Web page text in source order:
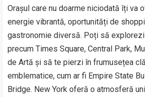
Orașul care nu doarme niciodată îți va
energie vibrantă, oportunități de
gastronomie diversă. Poți să
precum Times Square, Central Park,
de Artă și să te pierzi în frumusețea
emblematice, cum ar fi Empire State
Bridge. New York oferă o atmosferă